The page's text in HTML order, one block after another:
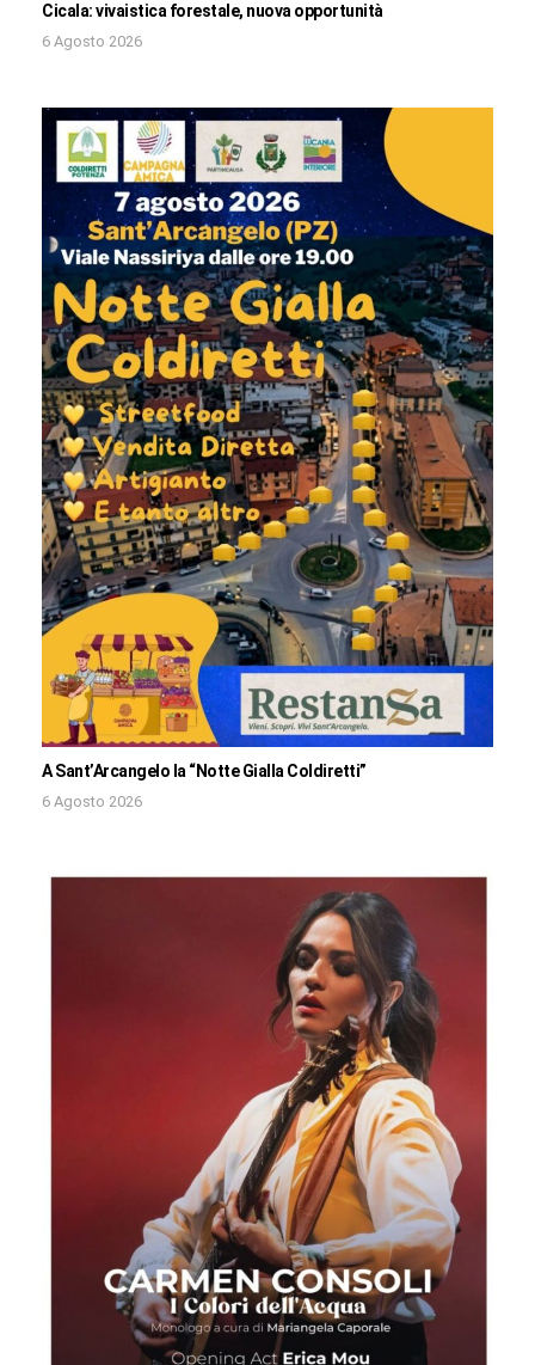
Cicala: vivaistica forestale, nuova opportunità
6 Agosto 2026
A Sant’Arcangelo la “Notte Gialla Coldiretti”
6 Agosto 2026